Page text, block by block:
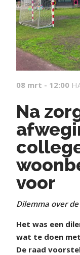
08 mrt - 12:00
Na
voor
Dilemma over
Het was een
wat te doen met
De raad